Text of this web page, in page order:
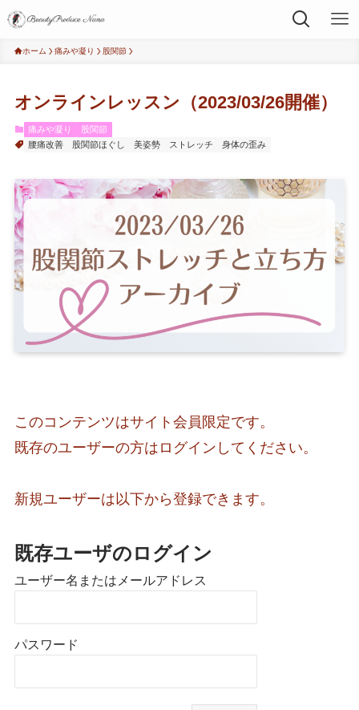
ホーム 痛みや凝り 股関節
オンラインレッスン（2023/03/26開催）
痛みや凝り
股関節
腰痛改善
股関節ほぐし 美姿勢 ストレッチ 身体の歪み
このコンテンツはサイト会員限定です。
既存のユーザーの方はログインしてください。
新規ユーザーは以下から登録できます。
既存ユーザのログイン
ユーザー名またはメールアドレス
パスワード